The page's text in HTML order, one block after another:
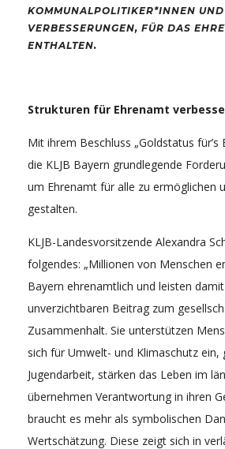
KOMMUNALPOLITIKER*INNEN UND
VERBESSERUNGEN, FÜR DAS
ENTHALTEN.
Strukturen für Ehrenamt
Mit ihrem Beschluss „Goldstatus für’s
die KLJB Bayern grundlegende
um Ehrenamt für alle zu ermöglichen
gestalten.
KLJB-Landesvorsitzende Alexandra
folgendes: „Millionen von Menschen
Bayern ehrenamtlich und leisten
unverzichtbaren Beitrag zum
Zusammenhalt. Sie unterstützen
sich für Umwelt- und Klimaschutz ein,
Jugendarbeit, stärken das Leben im
übernehmen Verantwortung in ihren
braucht es mehr als symbolischen
Wertschätzung. Diese zeigt sich in